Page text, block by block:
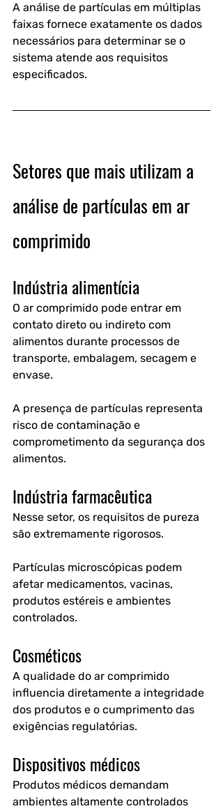
A análise de partículas em múltiplas
faixas fornece exatamente os dados
necessários para determinar se o
sistema atende aos requisitos
especificados.
Setores que mais utilizam a
análise de partículas em ar
comprimido
Indústria alimentícia
O ar comprimido pode entrar em
contato direto ou indireto com
alimentos durante processos de
transporte, embalagem, secagem e
envase.
A presença de partículas representa
risco de contaminação e
comprometimento da segurança dos
alimentos.
Indústria farmacêutica
Nesse setor, os requisitos de pureza
são extremamente rigorosos.
Partículas microscópicas podem
afetar medicamentos, vacinas,
produtos estéreis e ambientes
controlados.
Cosméticos
A qualidade do ar comprimido
influencia diretamente a integridade
dos produtos e o cumprimento das
exigências regulatórias.
Dispositivos médicos
Produtos médicos demandam
ambientes altamente controlados